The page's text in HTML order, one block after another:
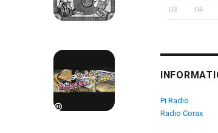
03 04
Pi Radio
Radio Corax